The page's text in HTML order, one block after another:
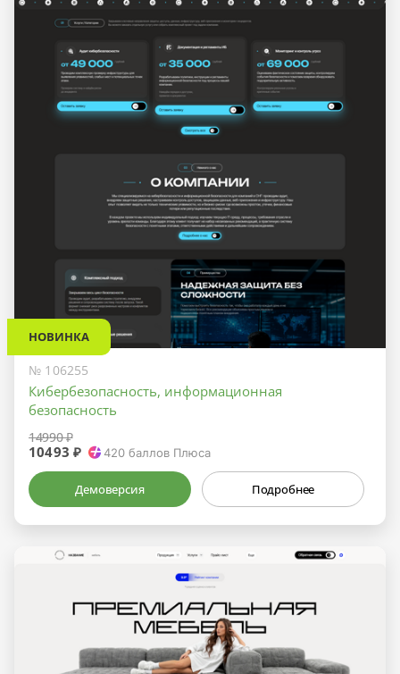
НОВИНКА
№ 106255
Кибербезопасность, информационная
безопасность
14990 ₽
10493 ₽ 420 баллов Плюса
Демоверсия Подробнее